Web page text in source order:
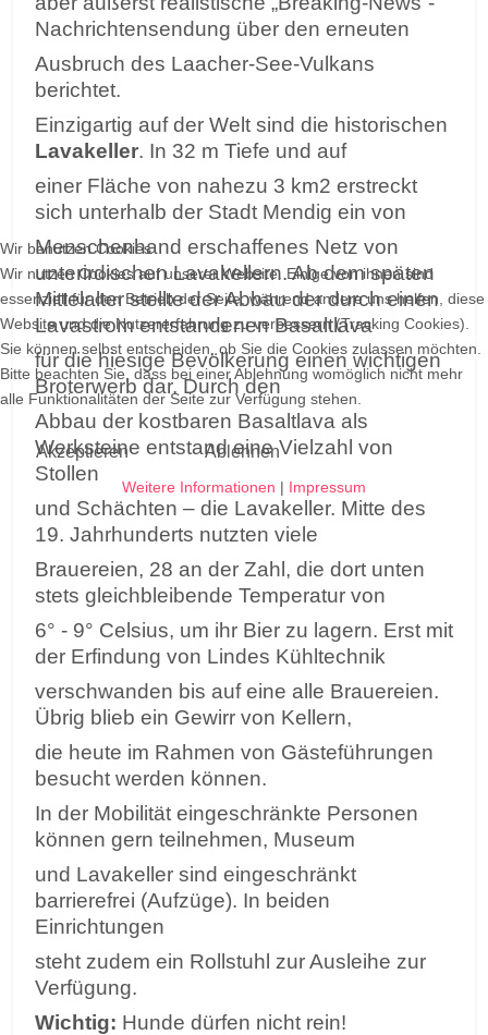
Nachrichtensendung über den erneuten
Ausbruch des Laacher-See-Vulkans
berichtet.
Einzigartig auf der Welt sind die historischen
Lavakeller. In 32 m Tiefe und auf
einer Fläche von nahezu 3 km2 erstreckt
sich unterhalb der Stadt Mendig ein von
Menschenhand erschaffenes Netz von
unterirdischen Lavakellern. Ab dem späten
Mittelalter stellte der Abbau der durch einen
Lavastrom entstandenen Basaltlava
für die hiesige Bevölkerung einen wichtigen
Broterwerb dar. Durch den
Abbau der kostbaren Basaltlava als
Werksteine entstand eine Vielzahl von
Stollen
und Schächten – die Lavakeller. Mitte des
19. Jahrhunderts nutzten viele
Brauereien, 28 an der Zahl, die dort unten
stets gleichbleibende Temperatur von
6° - 9° Celsius, um ihr Bier zu lagern. Erst mit
der Erfindung von Lindes Kühltechnik
verschwanden bis auf eine alle Brauereien.
Übrig blieb ein Gewirr von Kellern,
die heute im Rahmen von Gästeführungen
besucht werden können.
In der Mobilität eingeschränkte Personen
können gern teilnehmen, Museum
und Lavakeller sind eingeschränkt
barrierefrei (Aufzüge). In beiden
Einrichtungen
steht zudem ein Rollstuhl zur Ausleihe zur
Verfügung.
Wichtig: Hunde dürfen nicht rein!
Wir benutzen Cookies
Wir nutzen Cookies auf unserer Website. Einige von ihnen sind
essenziell für den Betrieb der Seite, während andere uns helfen, diese
Website und die Nutzererfahrung zu verbessern (Tracking Cookies).
Sie können selbst entscheiden, ob Sie die Cookies zulassen möchten.
Bitte beachten Sie, dass bei einer Ablehnung womöglich nicht mehr
alle Funktionalitäten der Seite zur Verfügung stehen.
Akzeptieren Ablehnen
Weitere Informationen | Impressum